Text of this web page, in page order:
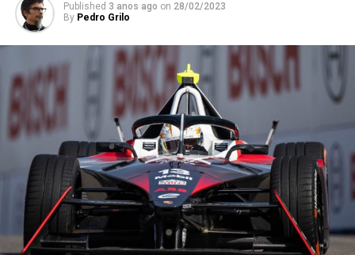
Published 3 anos ago on 28/02/2023
By Pedro Grilo